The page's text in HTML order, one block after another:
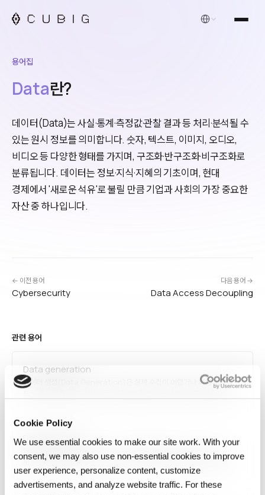
Cookie Policy
We use essential cookies to make our site work. With your
consent, we may also use non‑essential cookies to improve
user experience, personalize content, customize
advertisements, and analyze website traffic. For these
한국어
용어집
Data란?
데이터(Data)는 사실·통계·측정값·관찰 결과 등 처리·분석될 수
있는 원시 정보를 의미합니다. 숫자, 텍스트, 이미지, 오디오,
비디오 등 다양한 형태를 가지며, 구조화·반구조화·비구조화로
분류됩니다. 데이터는 정보·지식·지혜의 기초이며, 현대
경제에서 '새로운 석유'로 불릴 만큼 기업과 사회의 가장 중요한
자산 중 하나입니다.
← 이전 용어
Cybersecurity
다음 용어 →
Data Access Decoupling
관련 용어
Data generation
데이터 생성(Data Generation)은 실제 수집이 어렵거나 비용이 많이
데이터 확보 등에 활용됩니다.
Data Ingestion
데이터 적재(data ingestion)는 데이터를 원본 소스에서 저장·처리·
분석할 시스템으로 옮기는 과정입니다. 배치와 스트리밍의 차이, 데이터
획득과의 구분, 적재 시점 상태가 AI 재현에 중요한 이유를 정리합니다.